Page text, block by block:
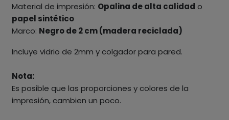
Material de impresión: Opalina de alta calidad o
papel sintético
Marco: Negro de 2 cm (madera reciclada)
Incluye vidrio de 2mm y colgador para pared.
Nota:
Es posible que las proporciones y colores de la
impresión, cambien un poco.